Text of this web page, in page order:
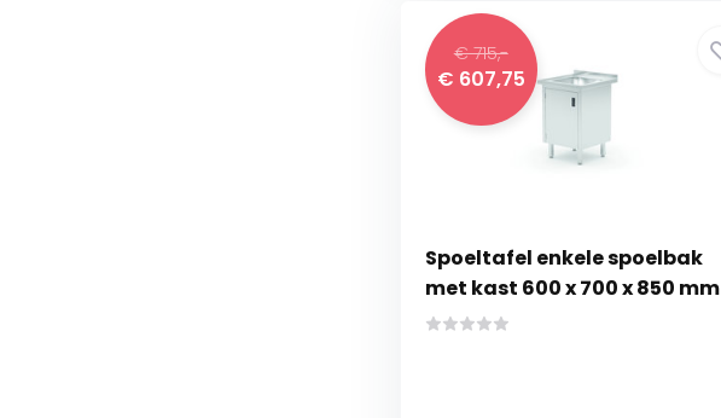
€ 715,-
€ 607,75
Spoeltafel enkele spoelbak
met kast 600 x 700 x 850 mm